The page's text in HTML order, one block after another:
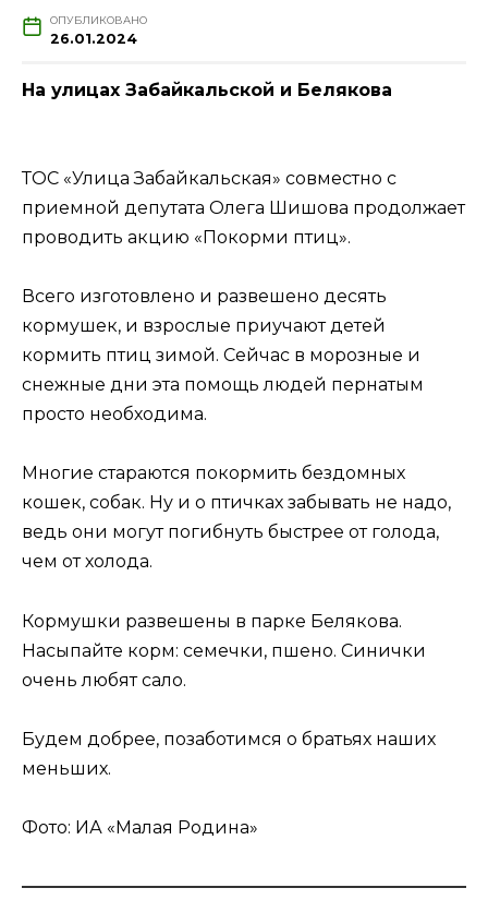
ОПУБЛИКОВАНО
26.01.2024
На улицах Забайкальской и Белякова
ТОС «Улица Забайкальская» совместно с
приемной депутата Олега Шишова продолжает
проводить акцию «Покорми птиц».
Всего изготовлено и развешено десять
кормушек, и взрослые приучают детей
кормить птиц зимой. Сейчас в морозные и
снежные дни эта помощь людей пернатым
просто необходима.
Многие стараются покормить бездомных
кошек, собак. Ну и о птичках забывать не надо,
ведь они могут погибнуть быстрее от голода,
чем от холода.
Кормушки развешены в парке Белякова.
Насыпайте корм: семечки, пшено. Синички
очень любят сало.
Будем добрее, позаботимся о братьях наших
меньших.
Фото: ИА «Малая Родина»